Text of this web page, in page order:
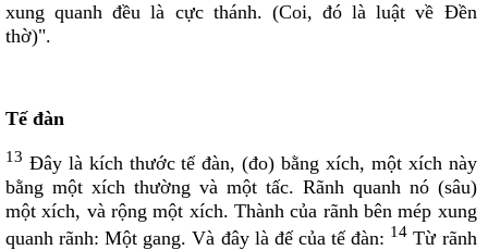
xung quanh đều là cực thánh. (Coi, đó là luật về Ðền
thờ)".
Tế đàn
13 Ðây là kích thước tế đàn, (đo) bằng xích, một xích này
bằng một xích thường và một tấc. Rãnh quanh nó (sâu)
một xích, và rộng một xích. Thành của rãnh bên mép xung
quanh rãnh: Một gang. Và đây là đế của tế đàn: 14 Từ rãnh